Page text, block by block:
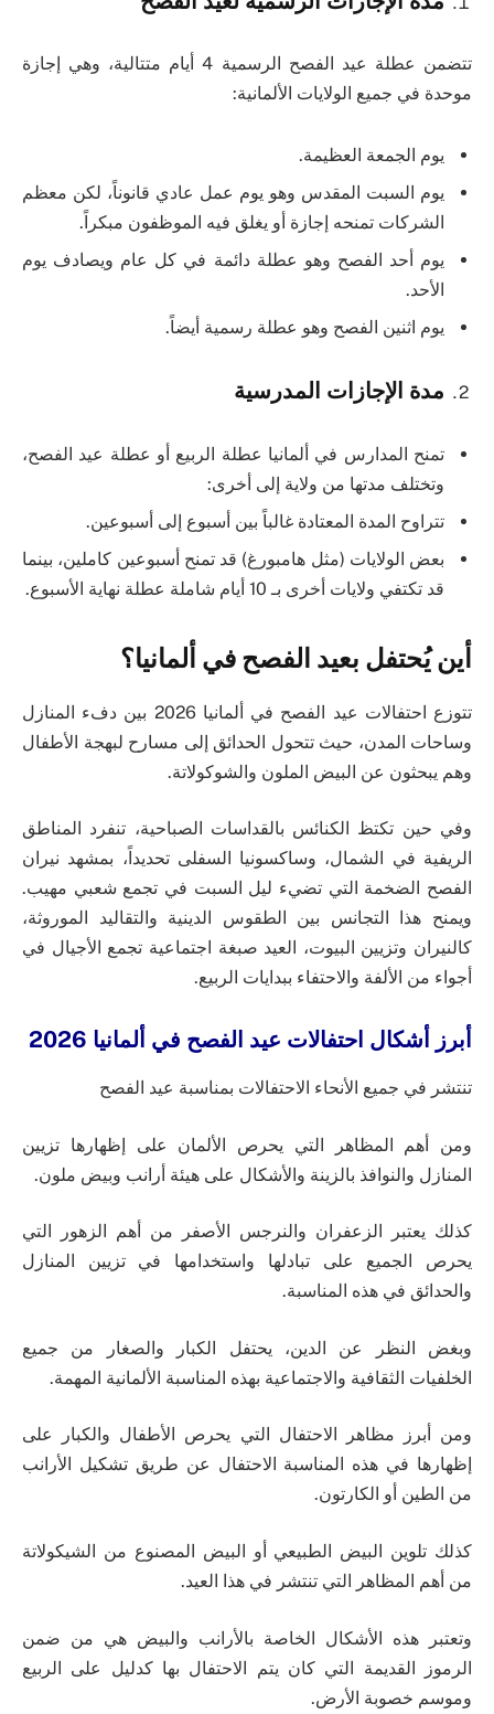
تتضمن عطلة عيد الفصح الرسمية 4 أيام متتالية، وهي إجازة
موحدة في جميع الولايات الألمانية:
يوم الجمعة العظيمة.
يوم السبت المقدس وهو يوم عمل عادي قانوناً، لكن معظم
الشركات تمنحه إجازة أو يغلق فيه الموظفون مبكراً.
يوم أحد الفصح وهو عطلة دائمة في كل عام ويصادف يوم
الأحد.
يوم اثنين الفصح وهو عطلة رسمية أيضاً.
مدة الإجازات المدرسية
تمنح المدارس في ألمانيا عطلة الربيع أو عطلة عيد الفصح،
وتختلف مدتها من ولاية إلى أخرى:
تتراوح المدة المعتادة غالباً بين أسبوع إلى أسبوعين.
بعض الولايات (مثل هامبورغ) قد تمنح أسبوعين كاملين، بينما
قد تكتفي ولايات أخرى بـ 10 أيام شاملة عطلة نهاية الأسبوع.
أين يُحتفل بعيد الفصح في ألمانيا؟
تتوزع احتفالات عيد الفصح في ألمانيا 2026 بين دفء المنازل
وساحات المدن، حيث تتحول الحدائق إلى مسارح لبهجة الأطفال
وهم يبحثون عن البيض الملون والشوكولاتة.
وفي حين تكتظ الكنائس بالقداسات الصباحية، تنفرد المناطق
الريفية في الشمال، وساكسونيا السفلى تحديداً، بمشهد نيران
الفصح الضخمة التي تضيء ليل السبت في تجمع شعبي مهيب.
ويمنح هذا التجانس بين الطقوس الدينية والتقاليد الموروثة،
كالنيران وتزيين البيوت، العيد صبغة اجتماعية تجمع الأجيال في
أجواء من الألفة والاحتفاء ببدايات الربيع.
أبرز أشكال احتفالات عيد الفصح في ألمانيا 2026
تنتشر في جميع الأنحاء الاحتفالات بمناسبة عيد الفصح
ومن أهم المظاهر التي يحرص الألمان على إظهارها تزيين
المنازل والنوافذ بالزينة والأشكال على هيئة أرانب وبيض ملون.
كذلك يعتبر الزعفران والنرجس الأصفر من أهم الزهور التي
يحرص الجميع على تبادلها واستخدامها في تزيين المنازل
والحدائق في هذه المناسبة.
وبغض النظر عن الدين، يحتفل الكبار والصغار من جميع
الخلفيات الثقافية والاجتماعية بهذه المناسبة الألمانية المهمة.
ومن أبرز مظاهر الاحتفال التي يحرص الأطفال والكبار على
إظهارها في هذه المناسبة الاحتفال عن طريق تشكيل الأرانب
من الطين أو الكارتون.
كذلك تلوين البيض الطبيعي أو البيض المصنوع من الشيكولاتة
من أهم المظاهر التي تنتشر في هذا العيد.
وتعتبر هذه الأشكال الخاصة بالأرانب والبيض هي من ضمن
الرموز القديمة التي كان يتم الاحتفال بها كدليل على الربيع
وموسم خصوبة الأرض.